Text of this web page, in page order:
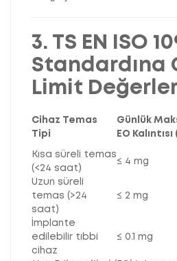
3. TS EN ISO
Standardına
Limit
Cihaz Temas
Tipi
Günlük
EO
Kısa süreli temas
(<24 saat)
≤ 4 mg
Uzun süreli
temas (>24
saat)
≤ 2 mg
İmplante
edilebilir tıbbi
cihaz
≤ 0.1 mg